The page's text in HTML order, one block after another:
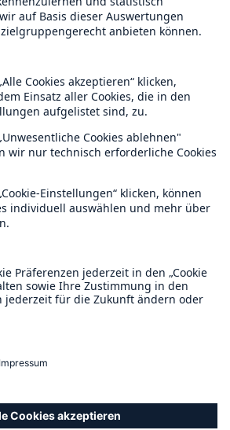
für 2010 höheres Ergebnis
neues Konsortium aus
Gewässern
in Windenergie